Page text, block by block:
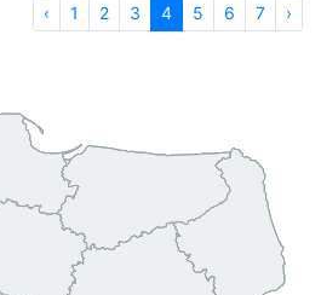
‹ 1 2 3 4 5 6 7 ›